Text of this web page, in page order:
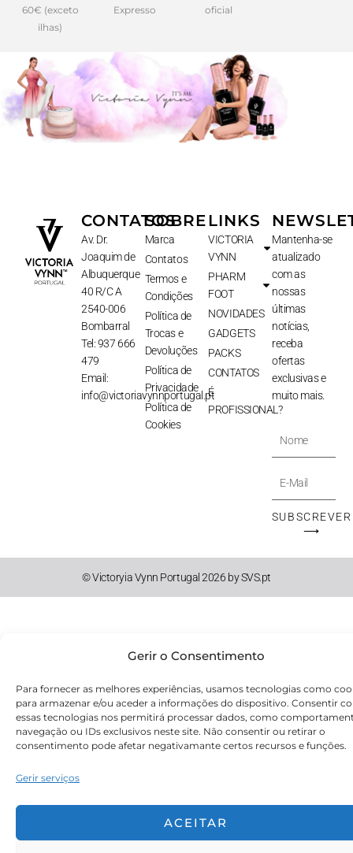
Gerir o Consentimento
Para fornecer as melhores experiências, usamos tecnologias como
para armazenar e/ou aceder a informações do dispositivo. Consentir
essas tecnologias nos permitirá processar dados, como
navegação ou IDs exclusivos neste site. Não consentir ou retirar o
consentimento pode afetar negativamante certos recursos e funções.
Gerir serviços
ACEITAR
60€ (exceto
ilhas)
Expresso
oficial
CONTATOS
Av. Dr.
Joaquim de
Albuquerque
40 R/C A
2540-006
Bombarral
Tel: 937 666
479
Email:
info@victoriavynnportugal.pt
SOBRE
Marca
Contatos
Termos e
Condições
Política de
Trocas e
Devoluções
Política de
Privacidade
Política de
Cookies
LINKS
VICTORIA
VYNN
PHARM
FOOT
NOVIDADES
GADGETS
PACKS
CONTATOS
É
PROFISSIONAL?
Mantenha-se
atualizado
com as
nossas
últimas
notícias,
receba
ofertas
exclusivas e
muito mais.
Nome
E-
Mail
SUBSCREVER
⟶
© Victoryia Vynn Portugal 2026 by SVS.pt